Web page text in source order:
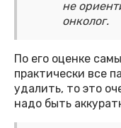
не
онколог.
По его оценке
практически все
удалить, то это
надо быть